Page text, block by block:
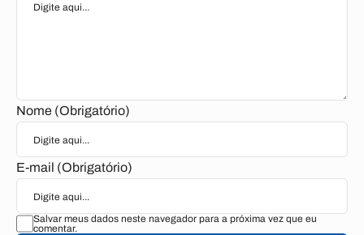
Nome (Obrigatório)
E-mail (Obrigatório)
Salvar meus dados neste navegador para a próxima vez que eu
comentar.